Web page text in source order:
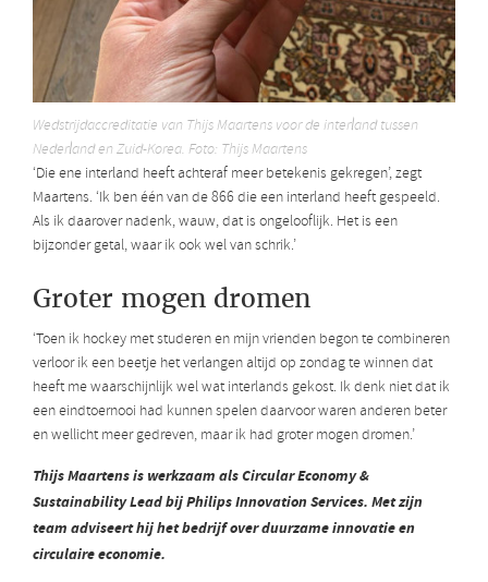
Wedstrijdaccreditatie van Thijs Maartens voor de interland tussen
Nederland en Zuid-Korea. Foto: Thijs Maartens
‘Die ene interland heeft achteraf meer betekenis gekregen’, zegt
Maartens. ‘Ik ben één van de 866 die een interland heeft gespeeld.
Als ik daarover nadenk, wauw, dat is ongelooflijk. Het is een
bijzonder getal, waar ik ook wel van schrik.’
Groter mogen dromen
‘Toen ik hockey met studeren en mijn vrienden begon te combineren
verloor ik een beetje het verlangen altijd op zondag te winnen dat
heeft me waarschijnlijk wel wat interlands gekost. Ik denk niet dat ik
een eindtoernooi had kunnen spelen daarvoor waren anderen beter
en wellicht meer gedreven, maar ik had groter mogen dromen.’
Thijs Maartens is werkzaam als Circular Economy &
Sustainability Lead bij Philips Innovation Services. Met zijn
team adviseert hij het bedrijf over duurzame innovatie en
circulaire economie.